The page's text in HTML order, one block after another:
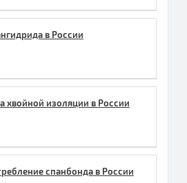
в России
хвойной изоляции в России
спанбонда в России